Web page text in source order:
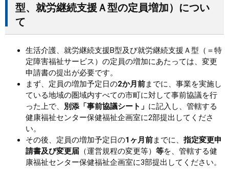
型、就労継続支援Ａ型の定員増加）につい
て
生活介護、就労継続支援B型及び就労継続支援Ａ型（＝特
定障害福祉サービス）の定員の増加にあたっては、変更
申請書の提出が必要です。
まず、定員の増加予定日の2か月前までに、事業を実施し
ている地域の圏域内すべての市町に対して事前協議を行
った上で、 別添「事前協議シート」 に記入し、管轄する
健康福祉センター保健福祉企画室に2部提出してくださ
い。
その後、定員の増加予定日の1ヶ月前までに、 指定変更申
請書及び変更届 （運営規程の変更等） 等を、管轄する健
康福祉センター保健福祉企画室に3部提出してください。